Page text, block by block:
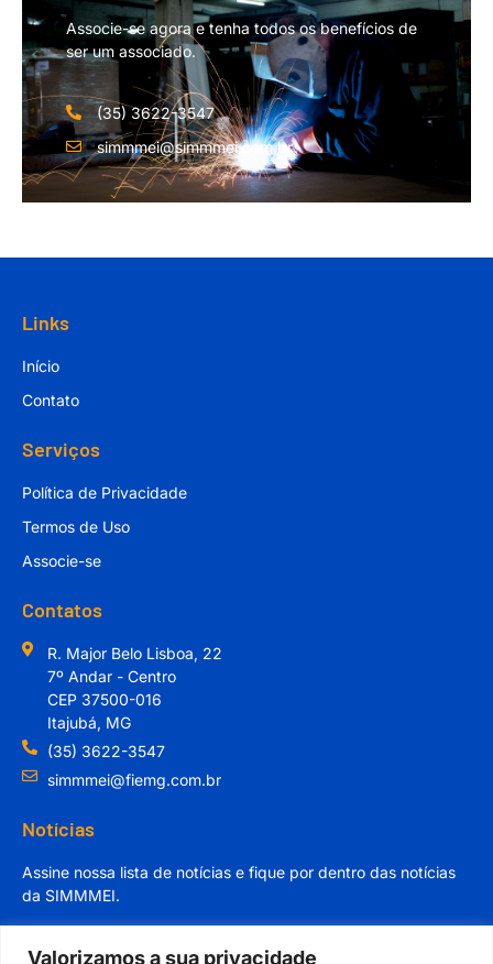
Valorizamos a sua privacidade
Associe-se agora e tenha todos os benefícios de
ser um associado.
(35) 3622-3547
simmmei@simmmei.com.br
Links
Início
Contato
Serviços
Política de Privacidade
Termos de Uso
Associe-se
Contatos
R. Major Belo Lisboa, 22
7º Andar - Centro
CEP 37500-016
Itajubá, MG
(35) 3622-3547
simmmei@fiemg.com.br
Notícias
Assine nossa lista de notícias e fique por dentro das notícias
da SIMMMEI.